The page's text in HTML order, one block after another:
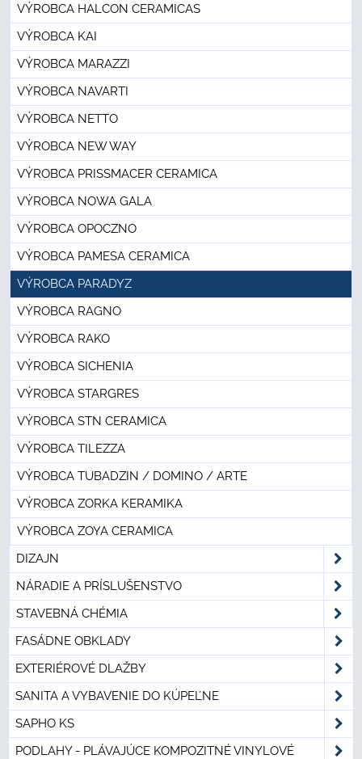
VÝROBCA HALCON CERAMICAS
VÝROBCA KAI
VÝROBCA MARAZZI
VÝROBCA NAVARTI
VÝROBCA NETTO
VÝROBCA NEW WAY
VÝROBCA PRISSMACER CERAMICA
VÝROBCA NOWA GALA
VÝROBCA OPOCZNO
VÝROBCA PAMESA CERAMICA
VÝROBCA PARADYZ
VÝROBCA RAGNO
VÝROBCA RAKO
VÝROBCA SICHENIA
VÝROBCA STARGRES
VÝROBCA STN CERAMICA
VÝROBCA TILEZZA
VÝROBCA TUBADZIN / DOMINO / ARTE
VÝROBCA ZORKA KERAMIKA
VÝROBCA ZOYA CERAMICA
DIZAJN
NÁRADIE A PRÍSLUŠENSTVO
STAVEBNÁ CHÉMIA
FASÁDNE OBKLADY
EXTERIÉROVÉ DLAŽBY
SANITA A VYBAVENIE DO KÚPEĽNE
SAPHO KS
PODLAHY - PLÁVAJÚCE KOMPOZITNÉ VINYLOVÉ